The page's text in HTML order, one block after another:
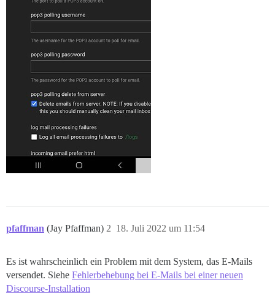
pfaffman (Jay Pfaffman) 18. Juli 2022 um 11:54
2
Es ist wahrscheinlich ein Problem mit dem System, das E-Mails
versendet. Siehe Fehlerbehebung bei E-Mails bei einer neuen
Discourse-Installation